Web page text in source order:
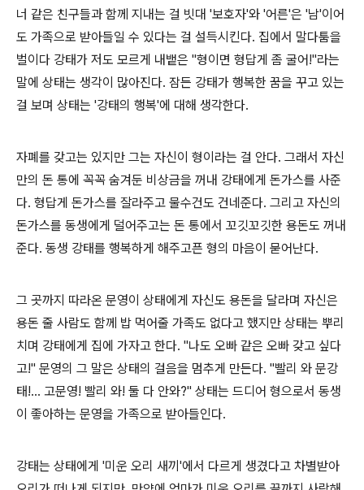
너 같은 친구들과 함께 지내는 걸 빗대 '보호자'와 '어른'은 '남'이어
도 가족으로 받아들일 수 있다는 걸 설득시킨다. 집에서 말다툼을
벌이다 강태가 저도 모르게 내뱉은 "형이면 형답게 좀 굴어!"라는
말에 상태는 생각이 많아진다. 잠든 강태가 행복한 꿈을 꾸고 있는
걸 보며 상태는 '강태의 행복'에 대해 생각한다.
자폐를 갖고는 있지만 그는 자신이 형이라는 걸 안다. 그래서 자신
만의 돈 통에 꼭꼭 숨겨둔 비상금을 꺼내 강태에게 돈가스를 사준
다. 형답게 돈가스를 잘라주고 물수건도 건네준다. 그리고 자신의
돈가스를 동생에게 덜어주고는 돈 통에서 꼬깃꼬깃한 용돈도 꺼내
준다. 동생 강태를 행복하게 해주고픈 형의 마음이 묻어난다.
그 곳까지 따라온 문영이 상태에게 자신도 용돈을 달라며 자신은
용돈 줄 사람도 함께 밥 먹어줄 가족도 없다고 했지만 상태는 뿌리
치며 강태에게 집에 가자고 한다. "나도 오빠 같은 오빠 갖고 싶다
고!" 문영의 그 말은 상태의 걸음을 멈추게 만든다. "빨리 와 문강
태!... 고문영! 빨리 와! 둘 다 안와?" 상태는 드디어 형으로서 동생
이 좋아하는 문영을 가족으로 받아들인다.
강태는 상태에게 '미운 오리 새끼'에서 다르게 생겼다고 차별받아